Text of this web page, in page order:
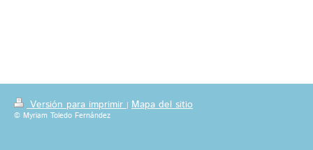
Versión para imprimir| Mapa del sitio
© Myriam Toledo Fernández